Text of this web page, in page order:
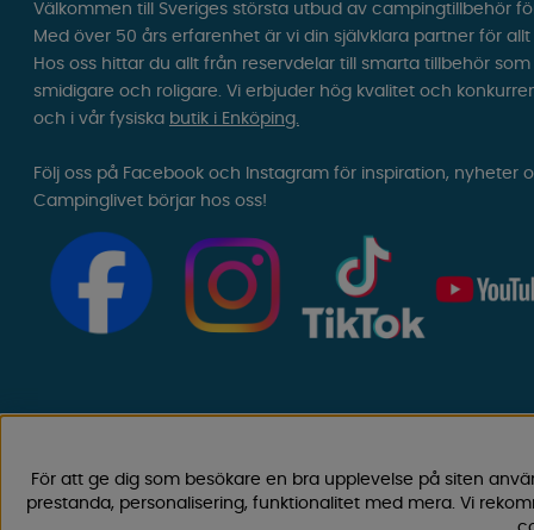
Välkommen till Sveriges största utbud av campingtillbehör
Med över 50 års erfarenhet är vi din självklara partner för
Hos oss hittar du allt från reservdelar till smarta tillbehör
smidigare och roligare. Vi erbjuder hög kvalitet och
och i vår fysiska butik i Enköping.
Följ oss på Facebook och Instagram för inspiration, nyheter
Campinglivet börjar hos oss!
För att ge dig som besökare en bra upplevelse på siten
prestanda, personalisering, funktionalitet med mera. Vi